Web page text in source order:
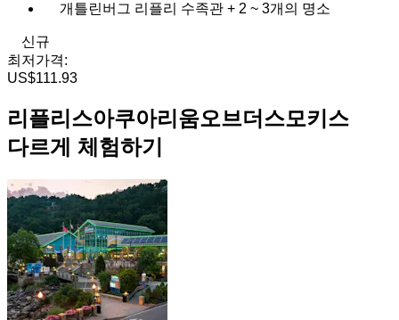
개틀린버그 리플리 수족관 + 2 ~ 3개의 명소
신규
최저가격:
US$111.93
리플리스아쿠아리움오브더스모키스
다르게 체험하기